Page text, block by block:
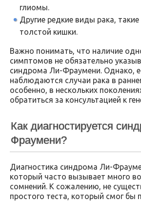
глиомы.
Другие редкие виды рака, такие
толстой кишки.
Важно понимать, что наличие
симптомов не обязательно
синдрома Ли-Фраумени. Однако,
наблюдаются случаи рака в
особенно, в нескольких
обратиться за консультацией к
Как диагностируется
Фраумени?
Диагностика синдрома Ли-
который часто вызывает много
сомнений. К сожалению, не
простого теста, который смог бы